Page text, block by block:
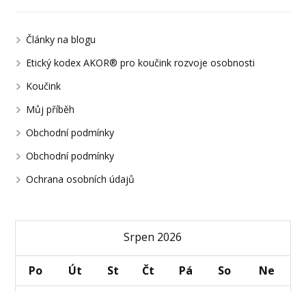
Články na blogu
Etický kodex AKOR® pro koučink rozvoje osobnosti
Koučink
Můj příběh
Obchodní podmínky
Obchodní podmínky
Ochrana osobních údajů
Srpen 2026
Po Út St Čt Pá So
Ne